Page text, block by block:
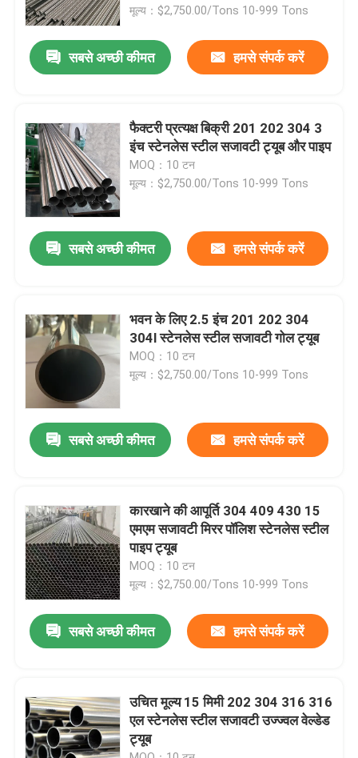
उत्पाद
वीडियो
हमारे बारे में
गुणवत्ता नियंत्रण
हमसे संपर्क करें
उद्धरण मांगें
स्टेनलेस स्टील का तार
स्टेनलेस स्टील पट्टी
मूल्य：$2,750.00/Tons 10-999 Tons
सबसे अच्छी कीमत हमसे संपर्क करें
फैक्टरी प्रत्यक्ष बिक्री 201 202 304 3
इंच स्टेनलेस स्टील सजावटी ट्यूब और पाइप
MOQ：10 टन
मूल्य：$2,750.00/Tons 10-999 Tons
सबसे अच्छी कीमत हमसे संपर्क करें
भवन के लिए 2.5 इंच 201 202 304
304l स्टेनलेस स्टील सजावटी गोल ट्यूब
MOQ：10 टन
मूल्य：$2,750.00/Tons 10-999 Tons
सबसे अच्छी कीमत हमसे संपर्क करें
कारखाने की आपूर्ति 304 409 430 15
एमएम सजावटी मिरर पॉलिश स्टेनलेस स्टील
पाइप ट्यूब
MOQ：10 टन
मूल्य：$2,750.00/Tons 10-999 Tons
सबसे अच्छी कीमत हमसे संपर्क करें
उचित मूल्य 15 मिमी 202 304 316 316
एल स्टेनलेस स्टील सजावटी उज्ज्वल वेल्डेड
ट्यूब